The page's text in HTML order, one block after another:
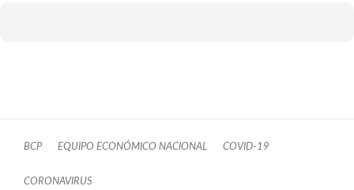
BCP EQUIPO ECONÓMICO NACIONAL COVID-19
CORONAVIRUS